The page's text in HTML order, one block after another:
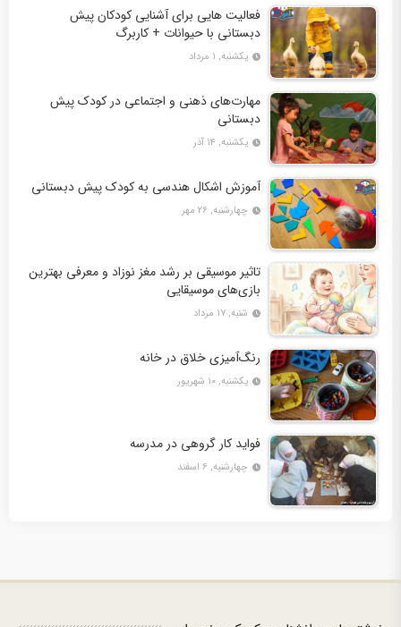
فعالیت‌ هایی برای آشنایی کودکان پیش
دبستانی با حیوانات + کاربرگ
یکشنبه, ۱ مرداد
مهارت‌های ذهنی و اجتماعی در کودک پیش
دبستانی
یکشنبه, ۱۴ آذر
آموزش اشکال هندسی به کودک پیش ‌دبستانی
چهارشنبه, ۲۶ مهر
تاثیر موسیقی بر رشد مغز نوزاد و معرفی بهترین
بازی‌های موسیقایی
شنبه, ۱۷ مرداد
رنگ‌آمیزی خلاق در خانه
یکشنبه, ۱۰ شهریور
فواید کار گروهی در مدرسه
چهارشنبه, ۶ اسفند